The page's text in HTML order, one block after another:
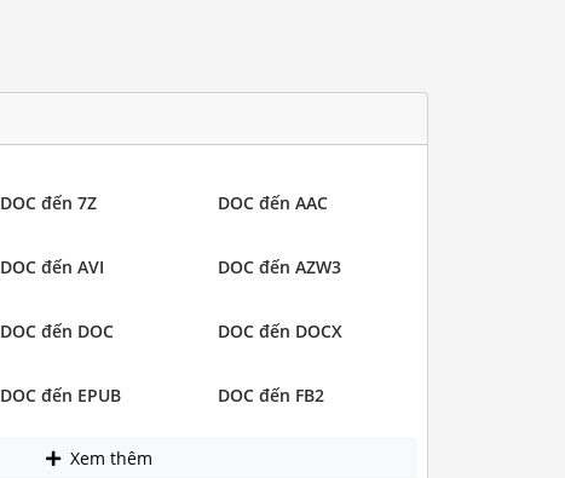
DOC đến 7Z DOC đến AAC
DOC đến AVI DOC đến AZW3
DOC đến DOC DOC đến DOCX
DOC đến EPUB DOC đến FB2
Xem thêm